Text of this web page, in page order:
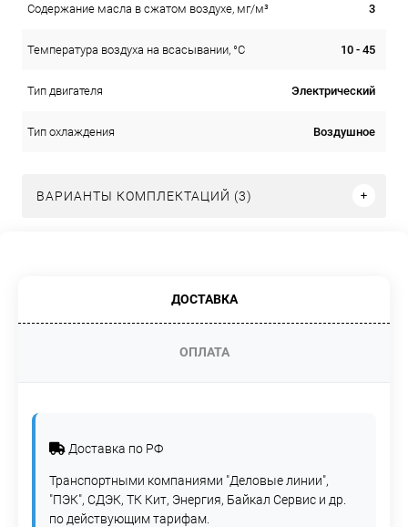
Содержание масла в сжатом воздухе, мг/м³ 3
Температура воздуха на всасывании, °С 10 - 45
Тип двигателя Электрический
Тип охлаждения Воздушное
ВАРИАНТЫ КОМПЛЕКТАЦИЙ (3)
ДОСТАВКА
ОПЛАТА
Доставка по РФ
Транспортными компаниями "Деловые линии",
"ПЭК", СДЭК, ТК Кит, Энергия, Байкал Сервис и др.
по действующим тарифам.